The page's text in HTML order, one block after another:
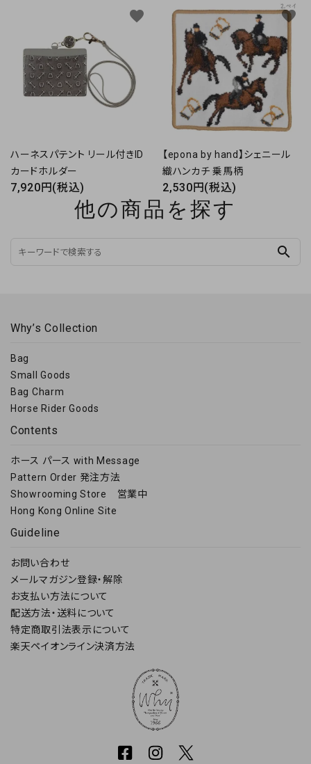
ハーネスパテント リール付きID
カードホルダー
7,920円(税込)
favorite
【epona by hand】シェニール
織ハンカチ 乗馬柄
2,530円(税込)
favorite
他の商品を探す
search
Why’s Collection
Bag
Small Goods
Bag Charm
Horse Rider Goods
Contents
ホース パース with Message
Pattern Order 発注方法
Showrooming Store 営業中
Hong Kong Online Site
Guideline
お問い合わせ
メールマガジン登録・解除
お支払い方法について
配送方法・送料について
特定商取引法表示について
楽天ペイオンライン決済方法